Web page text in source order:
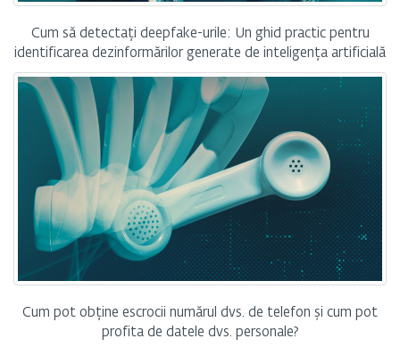
Cum să detectați deepfake-urile: Un ghid practic pentru
identificarea dezinformărilor generate de inteligența artificială
Cum pot obține escrocii numărul dvs. de telefon și cum pot
profita de datele dvs. personale?